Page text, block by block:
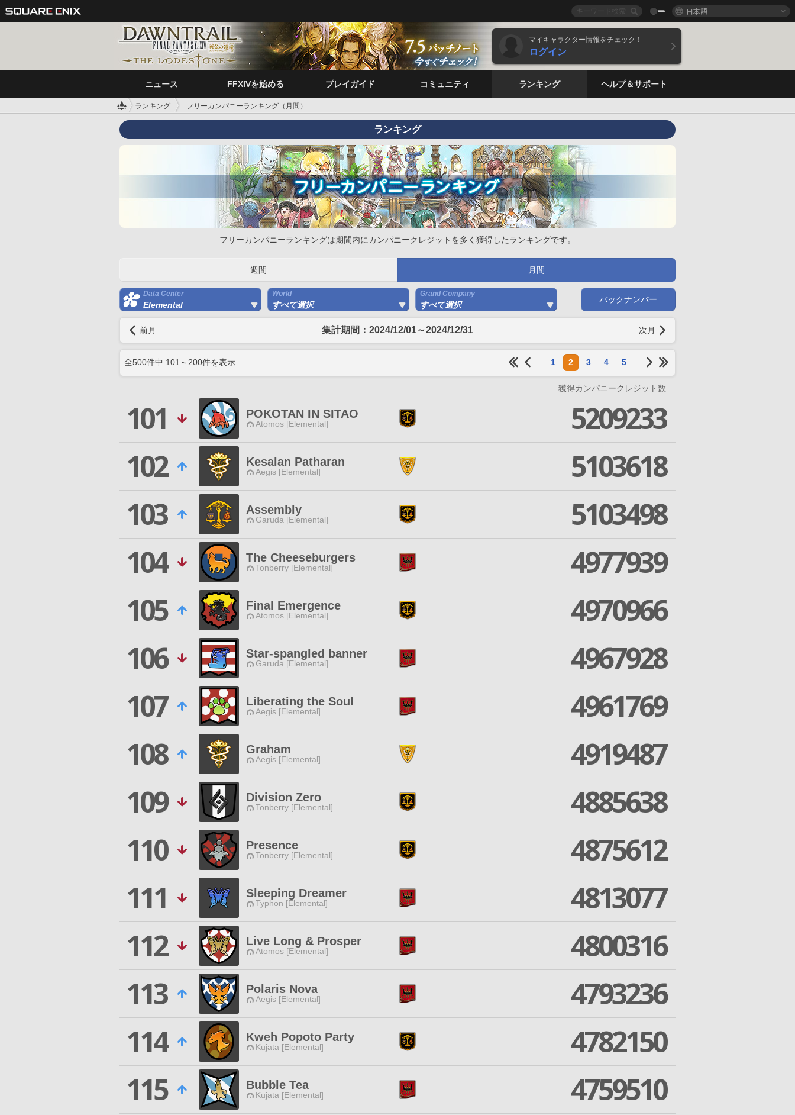
日本語
マイキャラクター情報をチェック！
ログイン
ニュース FFXIVを始める プレイガイド コミュニティ ランキング ヘルプ＆サポート
ランキング フリーカンパニーランキング（月間）
ランキング
フリーカンパニーランキングは期間内にカンパニークレジットを多く獲得したランキングです。
週間 月間
Data Center
Elemental
World
すべて選択
Grand Company
すべて選択
バックナンバー
前月 集計期間：2024/12/01～2024/12/31 次月
全500件中 101 ～ 200件を表示 1 2 3 4 5
獲得カンパニークレジット数
101 POKOTAN IN SITAO
Atomos [Elemental]
5209233
102
Kesalan Patharan
Aegis [Elemental]
5103618
103
Assembly
Garuda [Elemental]
5103498
104
The Cheeseburgers
Tonberry [Elemental]
4977939
105
Final Emergence
Atomos [Elemental]
4970966
106
Star-spangled banner
Garuda [Elemental]
4967928
107
Liberating the Soul
Aegis [Elemental]
4961769
108
Graham
Aegis [Elemental]
4919487
109
Division Zero
Tonberry [Elemental]
4885638
110
Presence
Tonberry [Elemental]
4875612
111
Sleeping Dreamer
Typhon [Elemental]
4813077
112
Live Long & Prosper
Atomos [Elemental]
4800316
113
Polaris Nova
Aegis [Elemental]
4793236
114
Kweh Popoto Party
Kujata [Elemental]
4782150
115
Bubble Tea
Kujata [Elemental]
4759510